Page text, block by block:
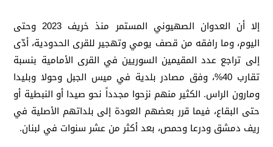
إلا أن العدوان الصهيوني المستمر منذ خريف 2023 وحتى
اليوم، وما رافقه من قصف يومي وتهجير للقرى الحدودية، أدّى
إلى تراجع عدد المقيمين السوريين في القرى الأمامية بنسبة
تقارب 40%، وفق مصادر بلدية في ميس الجبل وحولا وبليدا
ومارون الراس. الكثير منهم نزحوا مجدداً نحو صيدا أو النبطية أو
حتى البقاع، فيما قرر بعضهم العودة إلى بلداتهم الأصلية في
ريف دمشق ودرعا وحمص، بعد أكثر من عشر سنوات في لبنان.